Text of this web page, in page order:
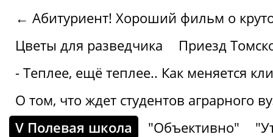
← Абитуриент! Хороший фильм о
Цветы для разведчика
Приезд
- Теплее, ещё теплее.. Как меняется
О том, что ждет студентов аграрного
V Полевая школа
"Объективно"